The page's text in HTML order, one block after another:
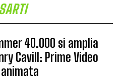
40.000 si amplia
Cavill: Prime Video